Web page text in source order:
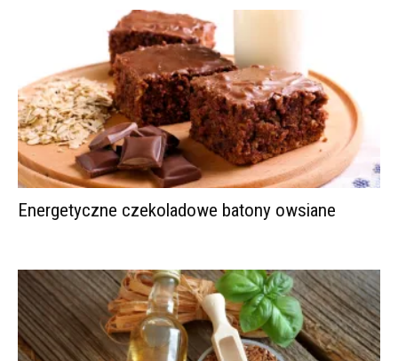
Energetyczne czekoladowe batony owsiane